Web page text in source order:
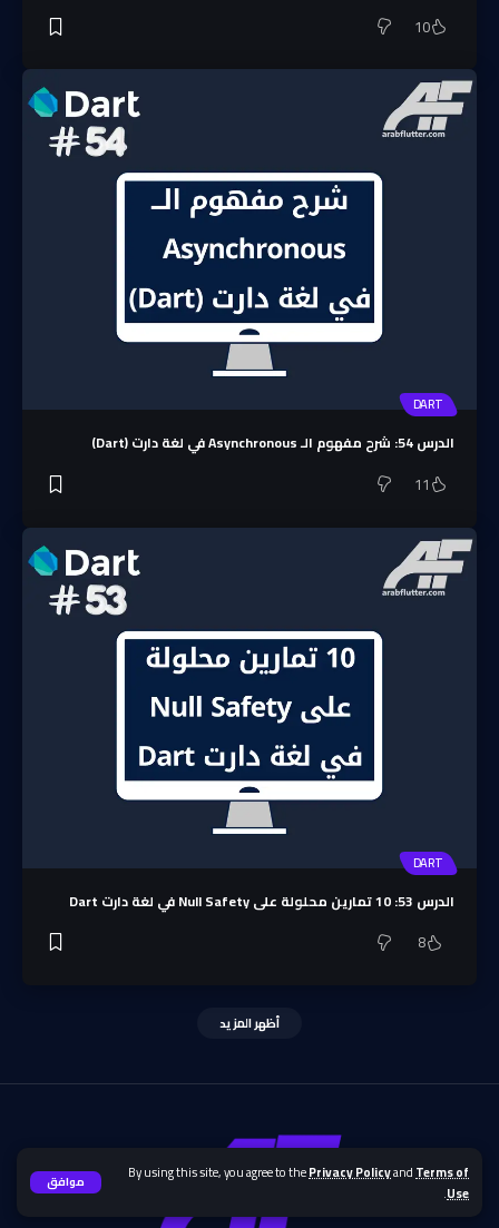
By using this site, you agree to thePrivacy PolicyandTerms of
Use
. موافق
10
DART
الدرس 54: شرح مفهوم الـ Asynchronous في لغة دارت (Dart)
11
DART
الدرس 53: 10 تمارين محلولة على Null Safety في لغة دارت Dart
8
أظهر المزيد